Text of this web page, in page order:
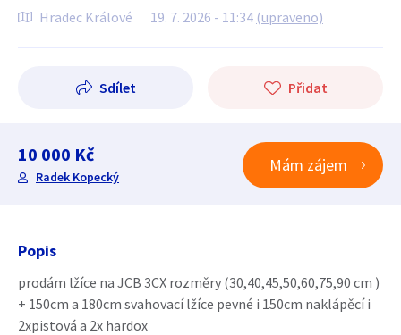
Hradec Králové 19. 7. 2026 - 11:34 (upraveno)
Sdílet Přidat
10 000 Kč
Radek Kopecký
Mám zájem
Popis
prodám lžíce na JCB 3CX rozměry (30,40,45,50,60,75,90 cm )
+ 150cm a 180cm svahovací lžíce pevné i 150cm naklápěcí i
2xpistová a 2x hardox